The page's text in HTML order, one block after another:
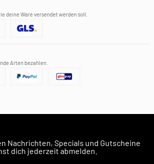
deine Ware versendet werden soll.
Arten bezahlen.
Nachrichten, Specials und Gutscheine
dich jederzeit abmelden.